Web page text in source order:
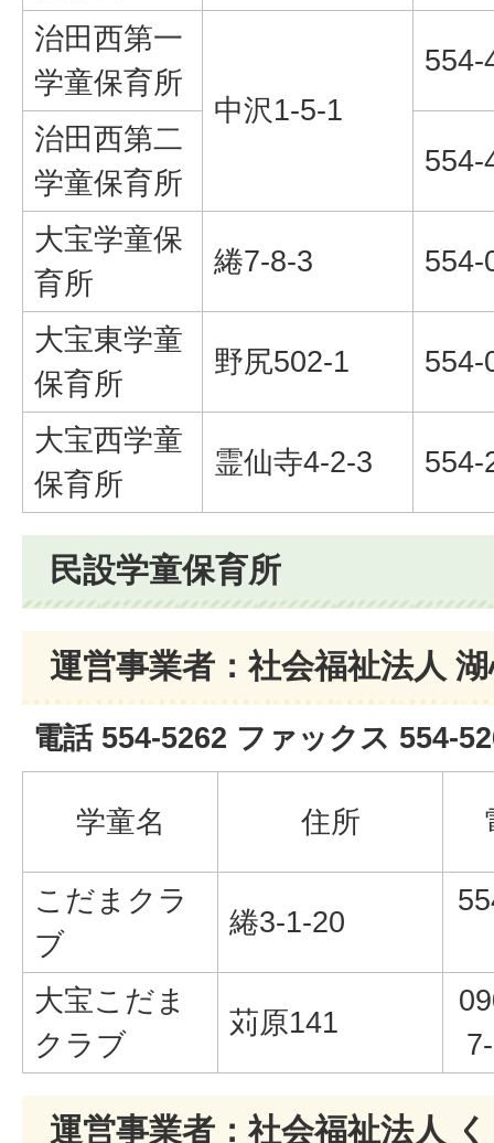
治田西第一
学童保育所
中沢1-5-1
554-
治田西第二
学童保育所
554-
大宝学童保
育所
綣7-8-3 554-
大宝東学童
保育所
野尻502-1 554-
大宝西学童
保育所
霊仙寺4-2-3 554-
民設学童保育所
運営事業者：社会福祉法人
電話 554-5262 ファックス 554-
学童名 住所
こだまクラ
ブ
綣3-1-20
大宝こだま
クラブ
苅原141
運営事業者：社会福祉法人